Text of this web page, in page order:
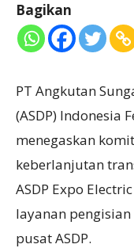
Bagikan
PT Angkutan
(ASDP) Indonesia
menegaskan
keberlanjutan
ASDP Expo
layanan
pusat ASDP.